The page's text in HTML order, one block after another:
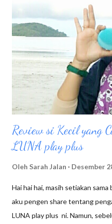
cukup lama, sehingga saat
terasa. Jadi beda aromanya
Dicocol Dengan Sambal Mercon
dengan pilihan berbagai aneka
Sambal Matah Sambal BBQ
penyuka kuliner pedas, jadi aku
dengan harga 23K, namun
Review si Kecil yang
LUNA play plus
Oleh Sarah Jalan Desember
Hai hai hai, masih setiakan sama
aku pengen share tentang
LUNA play plus ni. Namun,